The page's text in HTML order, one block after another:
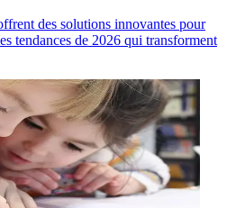
des solutions innovantes pour
tendances de 2026 qui transforment